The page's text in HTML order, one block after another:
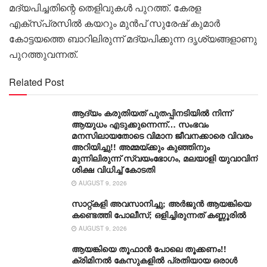
മദ്യപിച്ചതിന്റെ തെളിവുകൾ പുറത്ത്. കേരള
എക്‌സ്പ്രസിൽ കയറും മുൻപ് സുരേഷ് കുമാർ
കോട്ടയത്തെ ബാറിലിരുന്ന് മദ്യപിക്കുന്ന ദൃശ്യങ്ങളാണു
പുറത്തുവന്നത്.
Related Post
ആദ്യം കരുതിയത് പുതപ്പിനടിയിൽ നിന്ന്
ആയുധം എടുക്കുന്നെന്ന്… സംഭവം
മനസിലായതോടെ വിമാന ജീവനക്കാരെ വിവരം
അറിയിച്ചു!! അമ്മയ്ക്കും കുഞ്ഞിനും
മുന്നിലിരുന്ന് സ്വയംഭോ​ഗം, മലയാളി യുവാവിന്
ശിക്ഷ വിധിച്ച് കോടതി
AUGUST 9, 2026
സാറ്റ്കളി അവസാനിച്ചു; അർജുൻ ആയങ്കിയെ
കണ്ടെത്തി പോലീസ്; ഒളിച്ചിരുന്നത് കണ്ണൂരിൽ
AUGUST 9, 2026
ആയങ്കിയെ തൂഫാൻ പോലെ തൂക്കണം!!
ക്രിമിനൽ കേസുകളിൽ പ്രതിയായ ഒരാൾ